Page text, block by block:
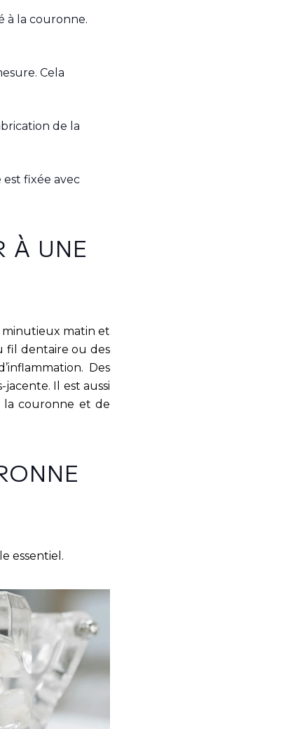
à la couronne.
Cela
de la
fixée avec
À UNE
minutieux matin et
fil dentaire ou des
Des
Il est aussi
la couronne et de
essentiel.